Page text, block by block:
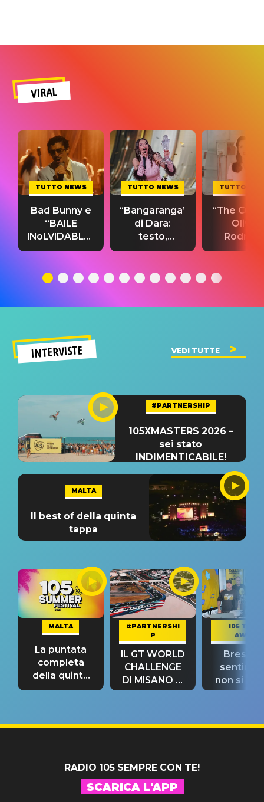
VIRAL
TUTTO NEWS
Bad Bunny e
“BAILE
INoLVIDABLE”:
testo,
significato
TUTTO NEWS
“Bangaranga”
di Dara:
testo,
traduzione e
del singolo
TUTTO
“The
Olivia
testo,
INTERVISTE VEDI TUTTE
#PARTNERSHIP
105XMASTERS 2026 –
sei stato
INDIMENTICABILE!
MALTA
Il best of della quinta
tappa
MALTA
La puntata
completa
della quinta
tappa
#PARTNERSHI
P
IL GT WORLD
CHALLENGE
DI MISANO si
riconferma
105 TAKE
AWAY
Bresh:
non si
fino alla
RADIO 105 SEMPRE CON TE!
SCARICA L'APP